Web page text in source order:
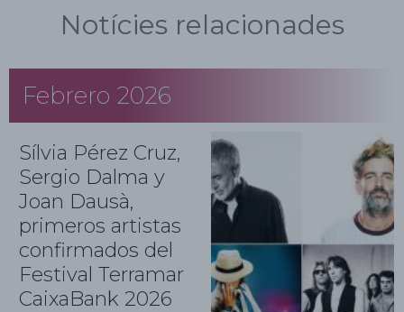
Notícies relacionades
Febrero 2026
Sílvia Pérez Cruz,
Sergio Dalma y
Joan Dausà,
primeros artistas
confirmados del
Festival Terramar
CaixaBank 2026